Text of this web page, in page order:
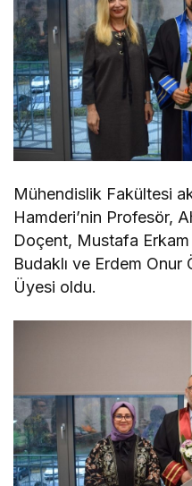
Mühendislik Fakültesi
Hamderi’nin Profesör,
Doçent, Mustafa
Budaklı ve Erdem
Üyesi oldu.